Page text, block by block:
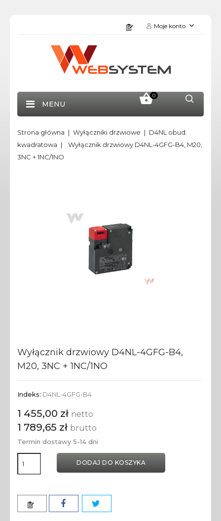
Moje konto
0
MENU
Strona główna Wyłączniki drzwiowe
D4NL obud.
kwadratowa
Wyłącznik drzwiowy D4NL-4GFG-B4, M20,
3NC + 1NC/1NO
Wyłącznik drzwiowy D4NL-4GFG-B4,
M20, 3NC + 1NC/1NO
Indeks: D4NL-4GFG-B4
1 455,00 zł netto
1 789,65 zł brutto
Termin dostawy 5-14 dni
DODAJ DO KOSZYKA